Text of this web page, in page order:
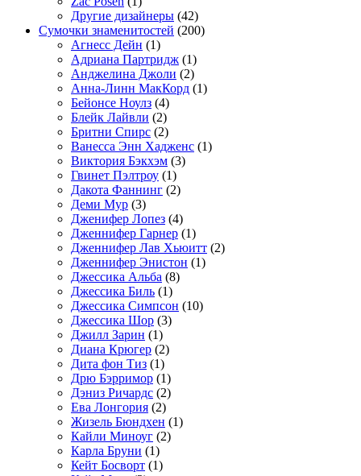
Другие дизайнеры (42)
Сумочки знаменитостей (200)
Агнесс Дейн (1)
Адриана Партридж (1)
Анджелина Джоли (2)
Анна-Линн МакКорд (1)
Бейонсе Ноулз (4)
Блейк Лайвли (2)
Бритни Спирс (2)
Ванесса Энн Хадженс (1)
Виктория Бэкхэм (3)
Гвинет Пэлтроу (1)
Дакота Фаннинг (2)
Деми Мур (3)
Дженифер Лопез (4)
Дженнифер Гарнер (1)
Дженнифер Лав Хьюитт (2)
Дженнифер Энистон (1)
Джессика Альба (8)
Джессика Биль (1)
Джессика Симпсон (10)
Джессика Шор (3)
Джилл Зарин (1)
Диана Крюгер (2)
Дита фон Тиз (1)
Дрю Бэрримор (1)
Дэниз Ричардс (2)
Ева Лонгория (2)
Жизель Бюндхен (1)
Кайли Миноуг (2)
Карла Бруни (1)
Кейт Босворт (1)